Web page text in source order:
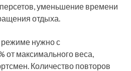
уменьшение времени
отдыха.
режиме нужно с
от максимального веса,
Количество повторов